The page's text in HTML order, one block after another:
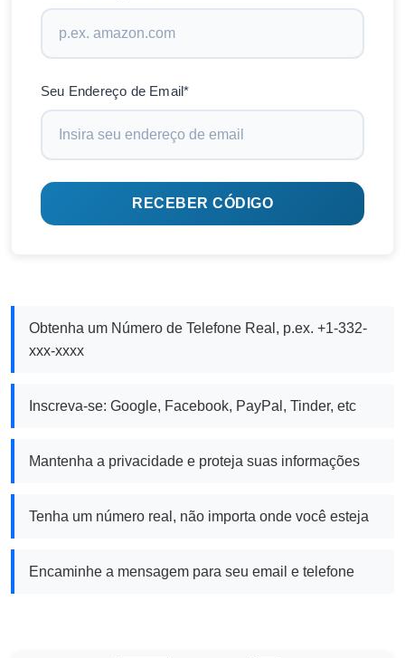
Seu Endereço de Email*
RECEBER CÓDIGO
Obtenha um Número de Telefone Real, p.ex. +1-332-
xxx-xxxx
Inscreva-se: Google, Facebook, PayPal, Tinder, etc
Mantenha a privacidade e proteja suas informações
Tenha um número real, não importa onde você esteja
Encaminhe a mensagem para seu email e telefone